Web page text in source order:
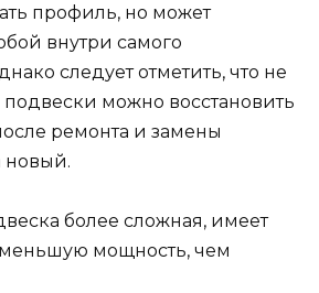
профиль, но может
внутри самого
следует отметить, что не
можно восстановить
ремонта и замены
новый.
более сложная, имеет
мощность, чем